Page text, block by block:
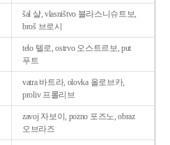
šal 샬, vlasništvo 블라스니슈트보,
broš 브로시
telo 텔로, ostrvo 오스트르보, put
푸트
vatra 바트라, olovka 올로브카,
proliv 프롤리브
zavoj 자보이, pozno 포즈노, obraz
오브라즈